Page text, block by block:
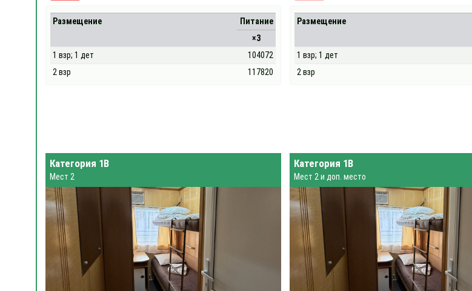
Размещение
Питание
×3
1 взр; 1 дет
104072
2 взр
117820
Размещение
1 взр; 1 дет
2 взр
Категория 1В
Мест 2
Категория 1В
Мест 2 и доп. место